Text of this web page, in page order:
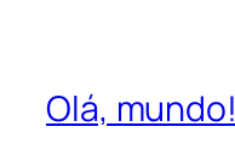
Olá, mundo!